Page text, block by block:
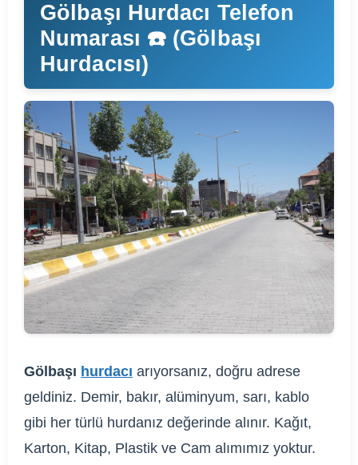
Gölbaşı Hurdacı Telefon
Numarası ☎️ (Gölbaşı
Hurdacısı)
Gölbaşı hurdacı arıyorsanız, doğru adrese
geldiniz. Demir, bakır, alüminyum, sarı, kablo
gibi her türlü hurdanız değerinde alınır. Kağıt,
Karton, Kitap, Plastik ve Cam alımımız yoktur.